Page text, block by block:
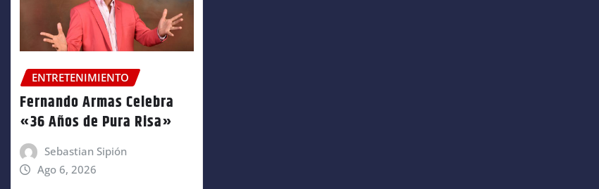
ENTRETENIMIENTO
Fernando Armas Celebra
«36 Años de Pura Risa»
Sebastian Sipión
Ago 6, 2026